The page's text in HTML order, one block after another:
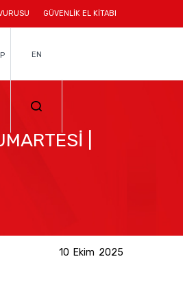
GÜVENLİK EL KİTABI
EN
|
10 Ekim 2025